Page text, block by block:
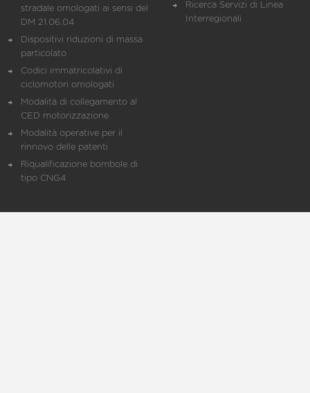
stradale omologati ai sensi del
DM 21.06.04
Dispositivi riduzioni di massa
particolato
Codici immatricolativi di
ciclomotori omologati
Modalità di collegamento al
CED motorizzazione
Modalità operative per il
rinnovo delle patenti
Riqualificazione bombole di
tipo CNG4
Ricerca Servizi di Linea
Interregionali